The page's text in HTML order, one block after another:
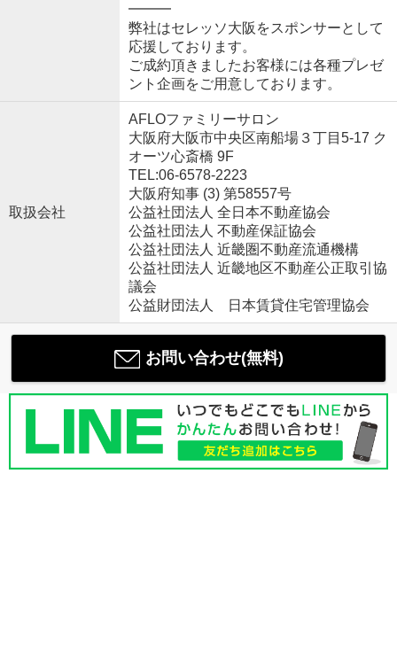
━━━
弊社はセレッソ大阪をスポンサーとして
応援しております。
ご成約頂きましたお客様には各種プレゼ
ント企画をご用意しております。
取扱会社
AFLOファミリーサロン
大阪府大阪市中央区南船場３丁目5-17 ク
オーツ心斎橋 9F
TEL:06-6578-2223
大阪府知事 (3) 第58557号
公益社団法人 全日本不動産協会
公益社団法人 不動産保証協会
公益社団法人 近畿圏不動産流通機構
公益社団法人 近畿地区不動産公正取引協
議会
公益財団法人 日本賃貸住宅管理協会
お問い合わせ(無料)